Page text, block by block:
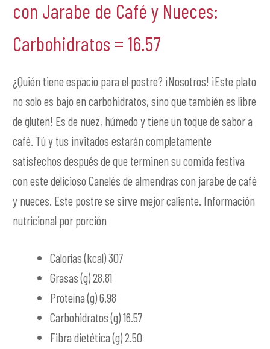
con Jarabe de Café y Nueces:
Carbohidratos = 16.57
¿Quién tiene espacio para el postre? ¡Nosotros! ¡Este plato
no solo es bajo en carbohidratos, sino que también es libre
de gluten! Es de nuez, húmedo y tiene un toque de sabor a
café. Tú y tus invitados estarán completamente
satisfechos después de que terminen su comida festiva
con este delicioso Canelés de almendras con jarabe de café
y nueces. Este postre se sirve mejor caliente. Información
nutricional por porción
Calorías (kcal) 307
Grasas (g) 28.81
Proteína (g) 6.98
Carbohidratos (g) 16.57
Fibra dietética (g) 2.50